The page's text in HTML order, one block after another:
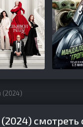
(2024)